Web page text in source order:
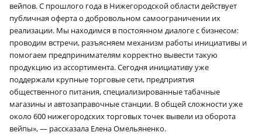
вейпов. С прошлого года в Нижегородской области действует
публичная оферта о добровольном самоограничении их
реализации. Мы находимся в постоянном диалоге с бизнесом:
проводим встречи, разъясняем механизм работы инициативы и
помогаем предпринимателям корректно вывести такую
продукцию из ассортимента. Сегодня инициативу уже
поддержали крупные торговые сети, предприятия
общественного питания, специализированные табачные
магазины и автозаправочные станции. В общей сложности уже
около 600 нижегородских торговых точек вывели из оборота
вейпы», — рассказала Елена Омельяненко.